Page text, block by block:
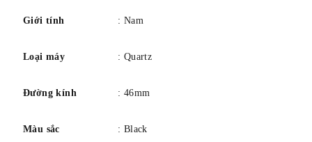
Chuyển động
Thạch anh Nhật Bản
Giới tính : Nam
Loại máy : Quartz
Đường kính : 46mm
Màu sắc : Black